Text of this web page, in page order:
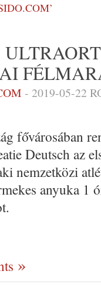
- 2019-05-22
fővárosában
Deutsch az
nemzetközi
anyuka 1